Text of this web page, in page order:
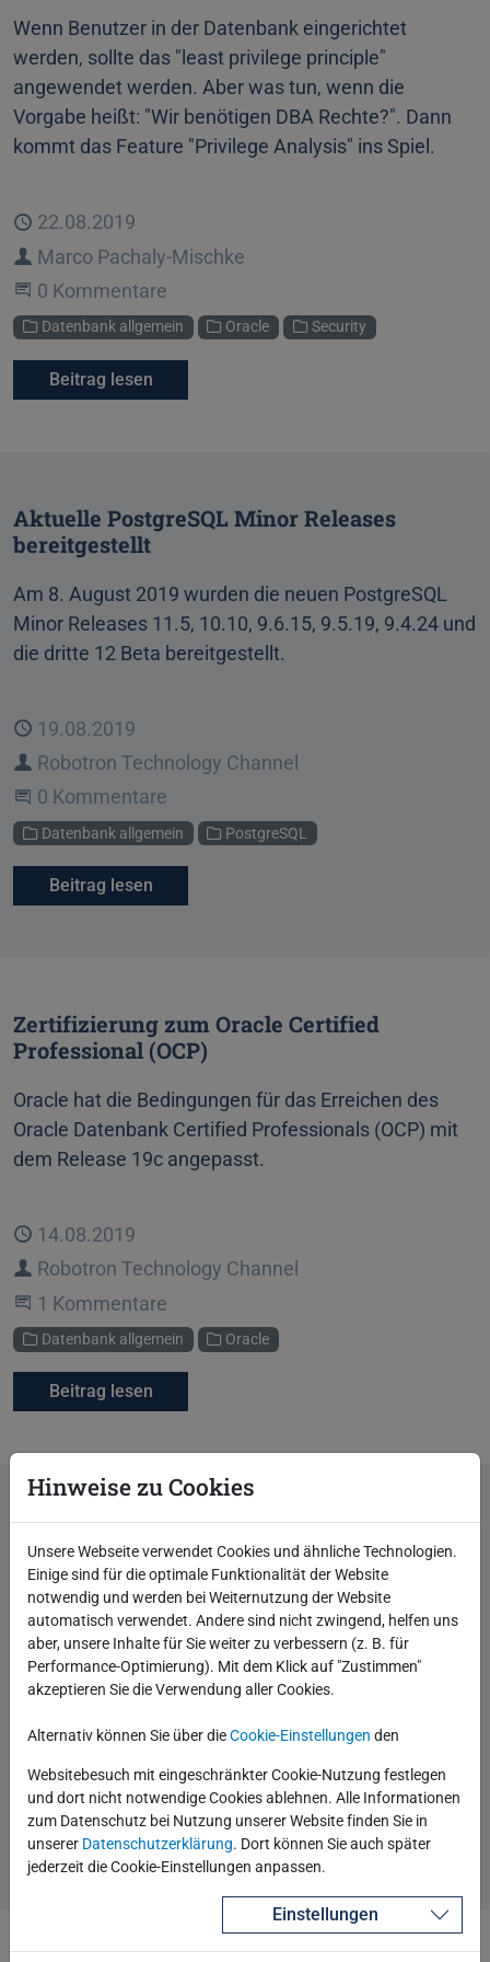
Wenn Benutzer in der Datenbank eingerichtet
werden, sollte das "least privilege principle"
angewendet werden. Aber was tun, wenn die
Vorgabe heißt: "Wir benötigen DBA Rechte?". Dann
kommt das Feature "Privilege Analysis" ins Spiel.
Veröffentlicht
22.08.2019
Autor
Marco Pachaly-Mischke
Beginne eine Unterhaltung
0 Kommentare
Kategorien
Datenbank allgemein Oracle Security
Beitrag lesen
Aktuelle PostgreSQL Minor Releases
bereitgestellt
Am 8. August 2019 wurden die neuen PostgreSQL
Minor Releases 11.5, 10.10, 9.6.15, 9.5.19, 9.4.24 und
die dritte 12 Beta bereitgestellt.
Veröffentlicht
19.08.2019
Autor
Robotron Technology Channel
Beginne eine Unterhaltung
0 Kommentare
Kategorien
Datenbank allgemein PostgreSQL
Beitrag lesen
Zertifizierung zum Oracle Certified
Professional (OCP)
Oracle hat die Bedingungen für das Erreichen des
Oracle Datenbank Certified Professionals (OCP) mit
dem Release 19c angepasst.
Veröffentlicht
14.08.2019
Autor
Robotron Technology Channel
An der Unterhaltung teilnehmen
1 Kommentare
Kategorien
Datenbank allgemein Oracle
Beitrag lesen
Immer auf dem Laufenden
Bleiben Sie am Ball und abonnieren Sie unseren Blog!
Gern können Sie unsere Experten via RSS Feed oder
über den Twitter-Account folgen.
Autor
Robotron Technology Channel
Beginne eine Unterhaltung
0 Kommentare
Beitrag lesen
Hinweise zu Cookies
Unsere Webseite verwendet Cookies und ähnliche Technologien.
Einige sind für die optimale Funktionalität der Website
notwendig und werden bei Weiternutzung der Website
automatisch verwendet. Andere sind nicht zwingend, helfen uns
aber, unsere Inhalte für Sie weiter zu verbessern (z. B. für
Performance-Optimierung). Mit dem Klick auf "Zustimmen"
akzeptieren Sie die Verwendung aller Cookies.
Alternativ können Sie über dieCookie-Einstellungen den
Websitebesuch mit eingeschränkter Cookie-Nutzung festlegen
und dort nicht notwendige Cookies ablehnen. Alle Informationen
zum Datenschutz bei Nutzung unserer Website finden Sie in
unserer Datenschutzerklärung. Dort können Sie auch später
jederzeit die Cookie-Einstellungen anpassen.
Einstellungen